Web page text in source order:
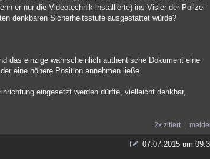
er nur die Videotechnik installierte) ins Visier der Polizei
denkbaren Sicherheitsstufe ausgestattet würde?
das einzige wahrscheinlich authentische Dokument eine
eine höhere Position annehmen ließe.
eingesetzt werden dürfte, vielleicht denkbar,
2x zitiert
07.07.2015 um